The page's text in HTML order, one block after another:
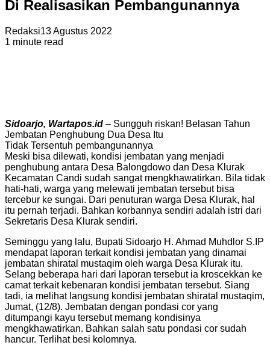
Di Realisasikan Pembangunannya
Redaksi13 Agustus 2022
1 minute read
Sidoarjo, Wartapos.id – Sungguh riskan! Belasan Tahun
Jembatan Penghubung Dua Desa Itu
Tidak Tersentuh pembangunannya
Meski bisa dilewati, kondisi jembatan yang menjadi
penghubung antara Desa Balongdowo dan Desa Klurak
Kecamatan Candi sudah sangat mengkhawatirkan. Bila tidak
hati-hati, warga yang melewati jembatan tersebut bisa
tercebur ke sungai. Dari penuturan warga Desa Klurak, hal
itu pernah terjadi. Bahkan korbannya sendiri adalah istri dari
Sekretaris Desa Klurak sendiri.
Seminggu yang lalu, Bupati Sidoarjo H. Ahmad Muhdlor S.IP
mendapat laporan terkait kondisi jembatan yang dinamai
jembatan shiratal mustaqim oleh warga Desa Klurak itu.
Selang beberapa hari dari laporan tersebut ia kroscekkan ke
camat terkait kebenaran kondisi jembatan tersebut. Siang
tadi, ia melihat langsung kondisi jembatan shiratal mustaqim,
Jumat, (12/8). Jembatan dengan pondasi cor yang
ditumpangi kayu tersebut memang kondisinya
mengkhawatirkan. Bahkan salah satu pondasi cor sudah
hancur. Terlihat besi kolomnya.